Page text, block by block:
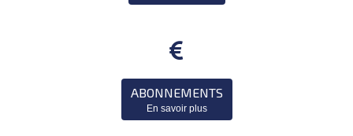

ABONNEMENTS
En savoir plus